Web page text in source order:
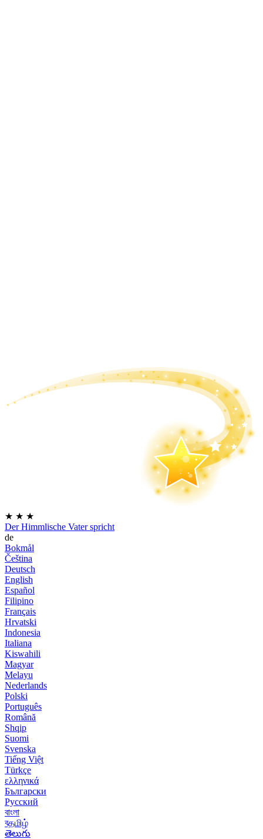
★ ★ ★
Der Himmlische Vater spricht
de
Bokmål
Čeština
Deutsch
English
Español
Filipino
Français
Hrvatski
Indonesia
Italiana
Kiswahili
Magyar
Melayu
Nederlands
Polski
Português
Română
Shqip
Suomi
Svenska
Tiếng Việt
Türkçe
ελληνικά
Български
Русский
বাংলা
বதமிழ்
తెలుగు